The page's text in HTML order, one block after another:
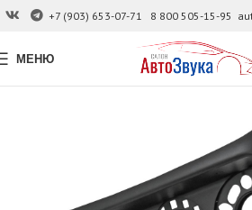
+7 (903) 653-07-71 8 800 505-15-95
МЕНЮ